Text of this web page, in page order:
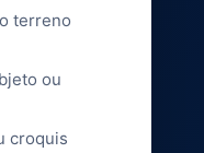
terreno
ou
croquis